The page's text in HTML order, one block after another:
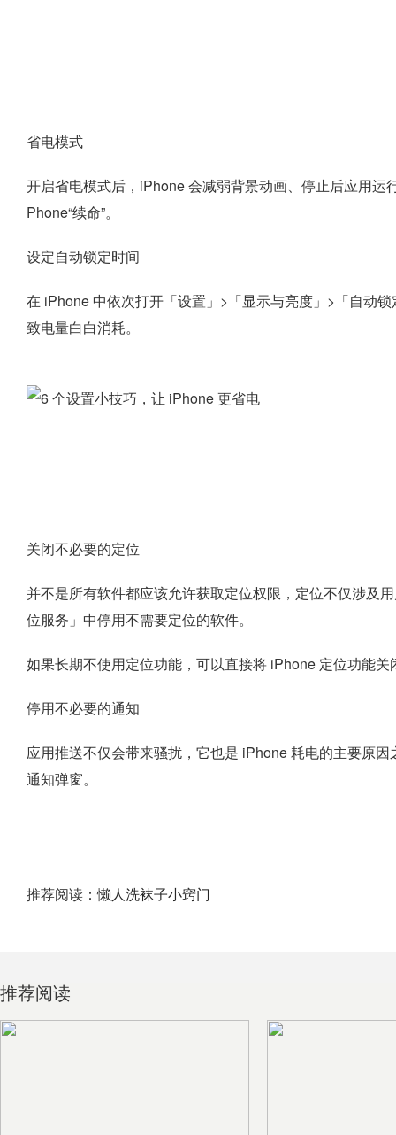
省电模式
开启省电模式后，iPhone 会减弱背景动画、停止后应用
Phone“续命”。
设定自动锁定时间
在 iPhone 中依次打开「设置」>「显示与亮度」>「自动
致电量白白消耗。
关闭不必要的定位
并不是所有软件都应该允许获取定位权限，定位不仅涉及
位服务」中停用不需要定位的软件。
如果长期不使用定位功能，可以直接将 iPhone 定位功能关
停用不必要的通知
应用推送不仅会带来骚扰，它也是 iPhone 耗电的主要原
通知弹窗。
推荐阅读：懒人洗袜子小窍门
推荐阅读